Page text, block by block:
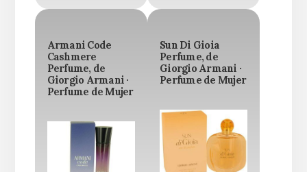
Armani Code
Cashmere
Perfume, de
Giorgio Armani ·
Perfume de Mujer
Sun Di Gioia
Perfume, de
Giorgio Armani ·
Perfume de Mujer